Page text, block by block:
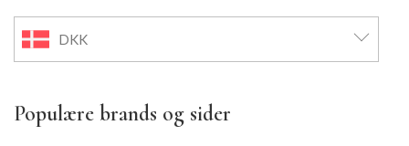
DKK
Populære brands og sider